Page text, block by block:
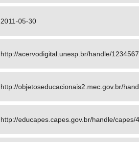
2011-05-30
http://acervodigital.unesp.br/handle/
http://objetoseducacionais2.mec.gov.br/
http://educapes.capes.gov.br/handle/capes/